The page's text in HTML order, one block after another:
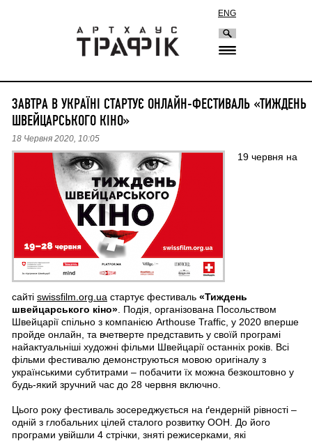
ENG
ЗАВТРА В УКРАЇНІ СТАРТУЄ ОНЛАЙН-ФЕСТИВАЛЬ «ТИЖДЕНЬ
ШВЕЙЦАРСЬКОГО КІНО»
18 Червня 2020, 10:05
19 червня на
сайті swissfilm.org.ua стартує фестиваль «Тиждень
швейцарського кіно» . Подія, організована Посольством
Швейцарії спільно з компанією Arthouse Traffic, у 2020 вперше
пройде онлайн, та вчетверте представить у своїй програмі
найактуальніші художні фільми Швейцарії останніх років. Всі
фільми фестивалю демонструються мовою оригіналу з
українськими субтитрами – побачити їх можна безкоштовно у
будь-який зручний час до 28 червня включно.
Цього року фестиваль зосереджується на ґендерній рівності –
одній з глобальних цілей сталого розвитку ООН. До його
програми увійшли 4 стрічки, зняті режисерками, які